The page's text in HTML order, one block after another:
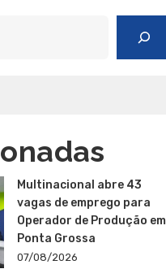
Multinacional abre 43
vagas de emprego para
Operador de Produção em
Ponta Grossa
07/08/2026